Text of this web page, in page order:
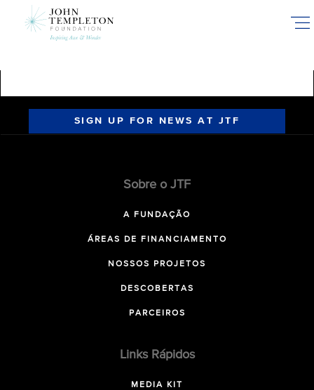
SIGN UP FOR NEWS AT JTF
Sobre o JTF
A FUNDAÇÃO
ÁREAS DE FINANCIAMENTO
NOSSOS PROJETOS
DESCOBERTAS
PARCEIROS
Links Rápidos
MEDIA KIT